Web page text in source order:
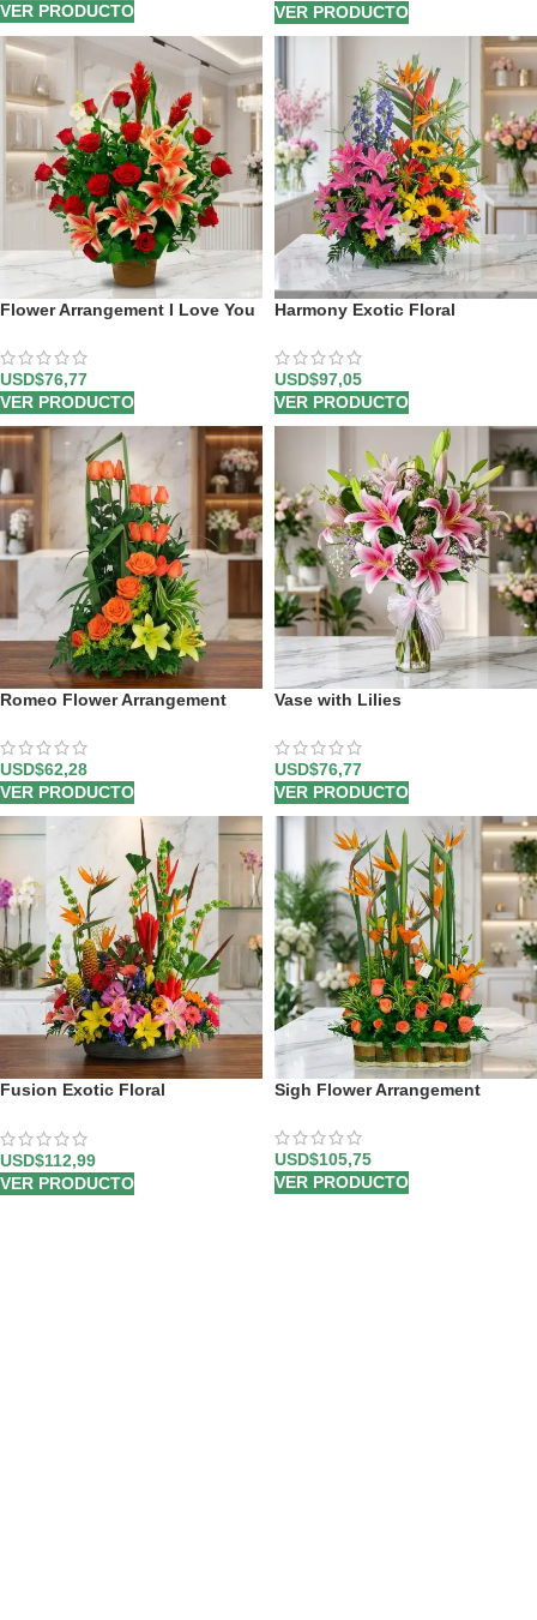
VER PRODUCTO
VER PRODUCTO
Flower Arrangement I Love You
USD$76,77
VER PRODUCTO
Harmony Exotic Floral
USD$97,05
VER PRODUCTO
Romeo Flower Arrangement
USD$62,28
VER PRODUCTO
Vase with Lilies
USD$76,77
VER PRODUCTO
Fusion Exotic Floral
USD$112,99
VER PRODUCTO
Sigh Flower Arrangement
USD$105,75
VER PRODUCTO